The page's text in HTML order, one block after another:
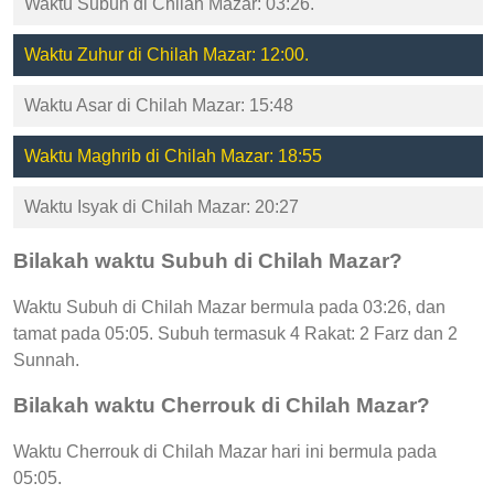
Waktu Subuh di Chilah Mazar: 03:26.
Waktu Zuhur di Chilah Mazar: 12:00.
Waktu Asar di Chilah Mazar: 15:48
Waktu Maghrib di Chilah Mazar: 18:55
Waktu Isyak di Chilah Mazar: 20:27
Bilakah waktu Subuh di Chilah Mazar?
Waktu Subuh di Chilah Mazar bermula pada 03:26, dan
tamat pada 05:05. Subuh termasuk 4 Rakat: 2 Farz dan 2
Sunnah.
Bilakah waktu Cherrouk di Chilah Mazar?
Waktu Cherrouk di Chilah Mazar hari ini bermula pada
05:05.